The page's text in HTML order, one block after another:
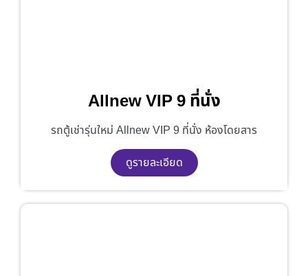
Allnew VIP 9 ที่นั่ง
รถตู้เช่ารุ่นใหม่ Allnew VIP 9 ที่นั่ง ห้องโดยสาร
ดูรายละเอียด